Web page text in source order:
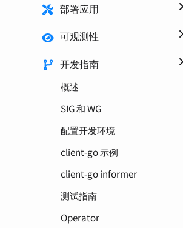
部署应用
可观测性
开发指南
概述
SIG 和 WG
配置开发环境
client-go 示例
client-go informer
测试指南
Operator